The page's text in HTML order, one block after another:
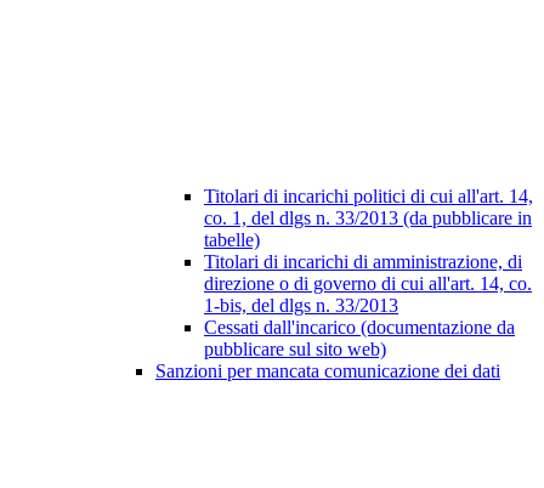
Titolari di incarichi politici di cui all'art. 14,
co. 1, del dlgs n. 33/2013 (da pubblicare in
tabelle)
Titolari di incarichi di amministrazione, di
direzione o di governo di cui all'art. 14, co.
1-bis, del dlgs n. 33/2013
Cessati dall'incarico (documentazione da
pubblicare sul sito web)
Sanzioni per mancata comunicazione dei dati